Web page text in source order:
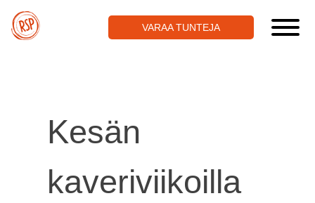
content
VARAA TUNTEJA
Kesän
kaveriviikoilla